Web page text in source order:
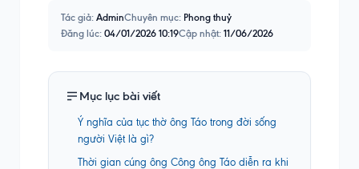
Tác giả: AdminChuyên mục: Phong thuỷ
Đăng lúc: 04/01/2026 10:19Cập nhật: 11/06/2026
Mục lục bài viết
Ý nghĩa của tục thờ ông Táo trong đời sống
người Việt là gì?
Thời gian cúng ông Công ông Táo diễn ra khi